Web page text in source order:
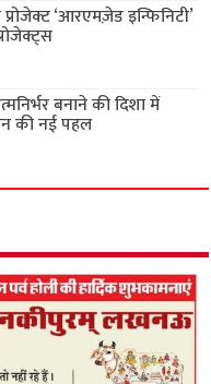
‘आरएमज़ेड इन्फिनिटी’
बनाने की दिशा में
की नई पहल